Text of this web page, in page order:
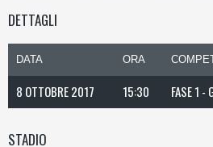
DETTAGLI
DATA ORA
8 OTTOBRE 2017 15:30 FASE 1 -
STADIO